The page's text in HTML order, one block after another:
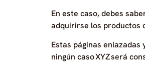
En este caso, debes
adquirirse los productos
Estas páginas
ningún caso XYZ será